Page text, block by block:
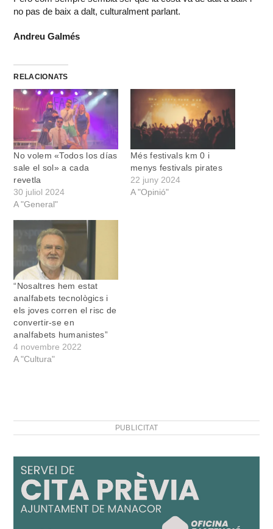
no pas de baix a dalt, culturalment parlant.
Andreu Galmés
RELACIONATS
No volem «Todos los días
sale el sol» a cada
revetla
30 juliol 2024
A "General"
Més festivals km 0 i
menys festivals pirates
22 juny 2024
A "Opinió"
“Nosaltres hem estat
analfabets tecnològics i
els joves corren el risc de
convertir-se en
analfabets humanistes”
4 novembre 2022
A "Cultura"
PUBLICITAT